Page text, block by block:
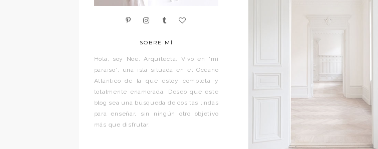
SOBRE MÍ
Hola, soy Noe. Arquitecta. Vivo en “mi
paraíso”, una isla situada en el Océano
Atlántico de la que estoy completa y
totalmente enamorada. Deseo que este
blog sea una búsqueda de cositas lindas
para enseñar, sin ningún otro objetivo
más que disfrutar.